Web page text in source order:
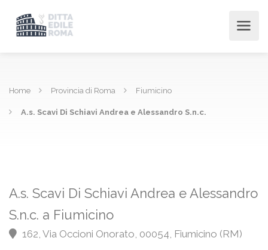
Home Provincia di Roma Fiumicino
A.s. Scavi Di Schiavi Andrea e Alessandro S.n.c.
A.s. Scavi Di Schiavi Andrea e Alessandro
S.n.c. a Fiumicino
162, Via Occioni Onorato, 00054, Fiumicino (RM)